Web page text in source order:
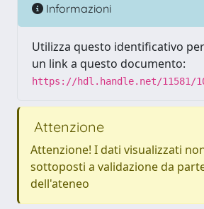
Informazioni
Utilizza questo identificativo
un link a questo documento:
https://hdl.handle.net/11581/
Attenzione
Attenzione! I dati visualizzati
sottoposti a validazione da
dell'ateneo